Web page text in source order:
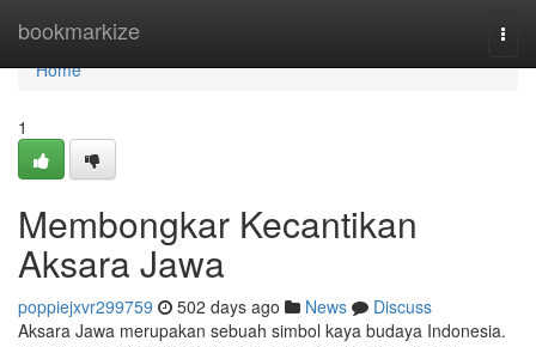
bookmarkize
Home
Home
1
Membongkar Kecantikan
Aksara Jawa
poppiejxvr299759 502 days ago News
Discuss
Aksara Jawa merupakan sebuah simbol kaya budaya Indonesia.